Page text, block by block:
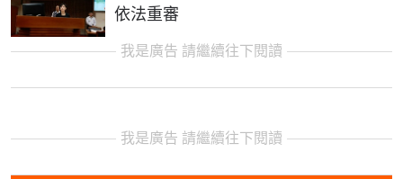
依法重審
我是廣告 請繼續往下閱讀
我是廣告 請繼續往下閱讀